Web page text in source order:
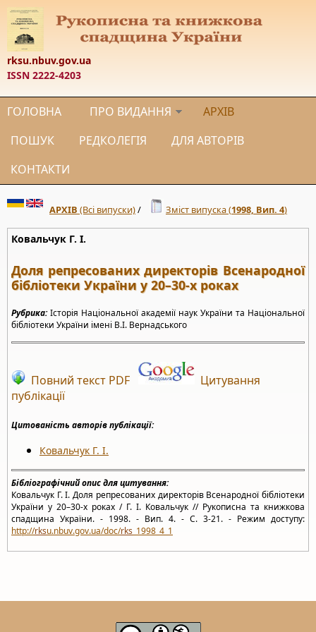
rksu.nbuv.gov.ua
ISSN 2222-4203
ГОЛОВНА ПРО ВИДАННЯ
АРХІВ
ПОШУК
РЕДКОЛЕГІЯ
ДЛЯ АВТОРІВ
КОНТАКТИ
АРХІВ (Всі випуски)/ Зміст випуска (1998, Вип. 4)
Ковальчук Г. І.
Доля репресованих директорів Всенародної
бібліотеки України у 20–30-х роках
Рубрика:Історія Національної академії наук України та Національної
бібліотеки України імені В.І. Вернадського
Повний текст PDF
Цитування
публікації
Цитованість авторів публікації:
Ковальчук Г. І.
Бібліографічний опис для цитування:
Ковальчук Г. І. Доля репресованих директорів Всенародної бібліотеки
України у 20–30-х роках / Г. І. Ковальчук // Рукописна та книжкова
спадщина України. - 1998. - Вип. 4. - С. 3-21. - Режим доступу:
http://rksu.nbuv.gov.ua/doc/rks _1998_4_1